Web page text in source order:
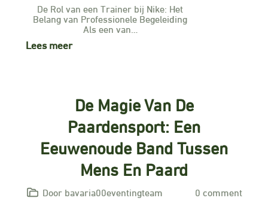
De Rol van een Trainer bij Nike: Het
Belang van Professionele Begeleiding
Als een van…
Lees meer
De Magie Van De
Paardensport: Een
Eeuwenoude Band Tussen
Mens En Paard
Door bavaria00eventingteam
0 comment